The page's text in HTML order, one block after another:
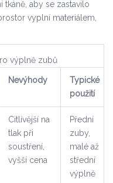
tkáně, aby se zastavilo
vyplní materiálem,
výplně zubů
Nevýhody
Typické
použití
Citlivější na
tlak při
soustření,
vyšší cena
Přední
zuby,
malé až
střední
výplně